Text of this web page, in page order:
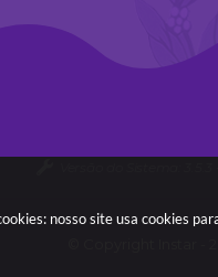
nosso site usa cookies